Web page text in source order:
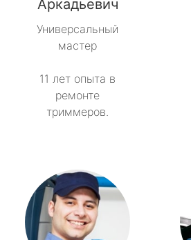
Аркадьевич
Универсальный
мастер
11 лет опыта в
ремонте
триммеров.